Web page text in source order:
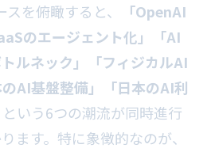
を俯瞰すると、
「OpenAI
のエージェント化」「AI
ルネック」「フィジカルAI
AI基盤整備」「日本のAI利
という6つの潮流が同時進行
ます。特に象徴的なのが、